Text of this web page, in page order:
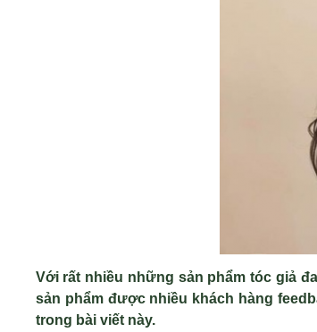
Với rất nhiều những sản phẩm tóc giả
sản phẩm được nhiều khách hàng
trong bài viết này.